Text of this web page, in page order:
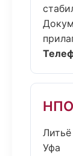
НПО
Уфа